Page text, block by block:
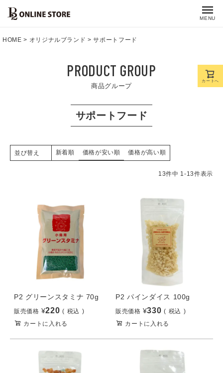
MENU
HOME オリジナルブランド サポートフード
PRODUCT GROUP
商品グループ
サポートフード
並び替え 新着順 価格が安い順 価格が高い順
13件中 1-13件表示
P2 グリーンスタミナ 70g
販売価格 ¥220
税込
カートに入れる
P2 パインダイス 100g
販売価格 ¥330
税込
カートに入れる
カートへ